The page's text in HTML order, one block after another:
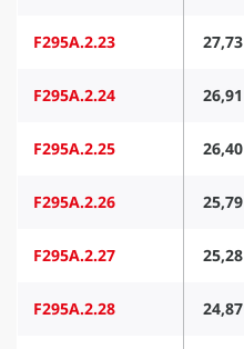
F295A.2.23 27,73
F295A.2.24 26,91
F295A.2.25 26,40
F295A.2.26 25,79
F295A.2.27 25,28
F295A.2.28 24,87